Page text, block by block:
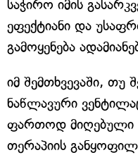
საჭირო იმის
ეფექტიანი და
გამოყენება
იმ შემთხვევაში, თუ
ნაწლავური
ფართოდ მიღებული
თერაპიის